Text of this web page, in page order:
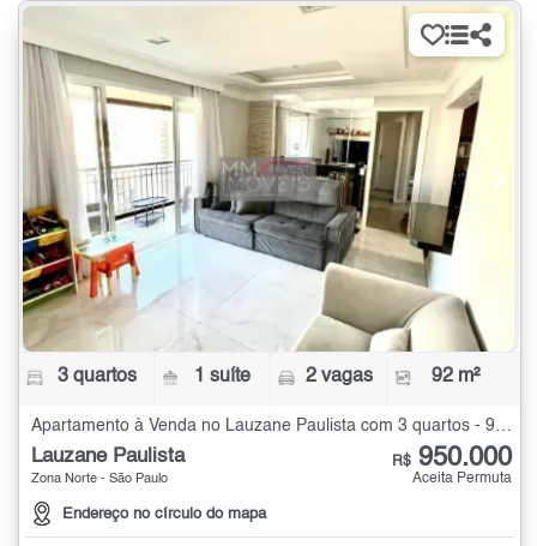
3 quartos 1 suíte 2 vagas 92 m²
Apartamento à Venda no Lauzane Paulista com 3 quartos - 92 m²
Lauzane Paulista
Zona Norte - São Paulo
Endereço no círculo do mapa
R$ 950.000
Aceita Permuta